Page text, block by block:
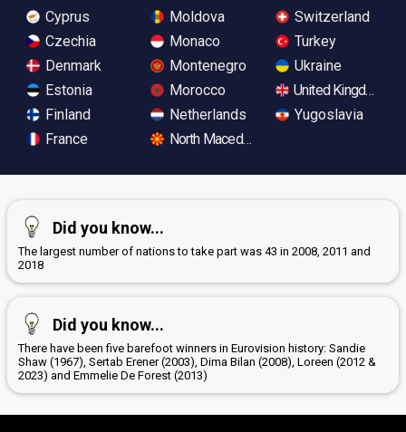
Cyprus
Czechia
Denmark
Estonia
Finland
France
Moldova
Monaco
Montenegro
Morocco
Netherlands
North Macedonia
Switzerland
Turkey
Ukraine
United Kingdom
Yugoslavia
Did you know...
The largest number of nations to take part was 43 in 2008, 2011 and
2018
Did you know...
There have been five barefoot winners in Eurovision history: Sandie
Shaw (1967), Sertab Erener (2003), Dima Bilan (2008), Loreen (2012 &
2023) and Emmelie De Forest (2013)